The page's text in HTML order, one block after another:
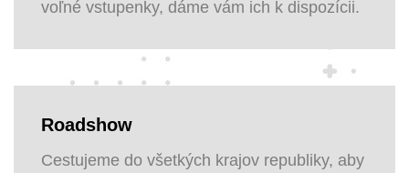
voľné vstupenky, dáme vám ich k dispozícii.
Roadshow
Cestujeme do všetkých krajov republiky, aby